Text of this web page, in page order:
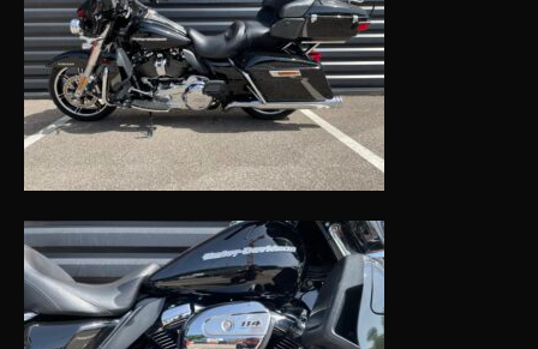
chances de
voir apparaître
des contenus
et des offres
personnalisés.